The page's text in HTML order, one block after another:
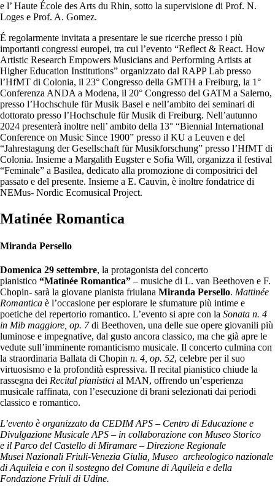
e l’ Haute École des Arts du Rhin, sotto la supervisione di Prof. N.
Loges e Prof. A. Gomez.
É regolarmente invitata a presentare le sue ricerche presso i più
importanti congressi europei, tra cui l’evento “Reflect & React. How
Artistic Research Empowers Musicians and Performing Artists at
Higher Education Institutions” organizzato dal RAPP Lab presso
l’HfMT di Colonia, il 23° Congresso della GMTH a Freiburg, la 1°
Conferenza ANDA a Modena, il 20° Congresso del GATM a Salerno,
presso l’Hochschule für Musik Basel e nell’ambito dei seminari di
dottorato presso l’Hochschule für Musik di Freiburg. Nell’autunno
2024 presenterà inoltre nell’ ambito della 13° “Biennial International
Conference on Music Since 1900” presso il KU a Leuven e del
“Jahrestagung der Gesellschaft für Musikforschung” presso l’HfMT di
Colonia. Insieme a Margalith Eugster e Sofia Will, organizza il festival
“Feminale” a Basilea, dedicato alla promozione di compositrici del
passato e del presente. Insieme a E. Cauvin, è inoltre fondatrice di
NEMus- Nordic Ecomusical Project.
Matinée Romantica
Miranda Persello
Domenica 29 settembre, la protagonista del concerto
pianistico “Matinée Romantica” – musiche di L. van Beethoven e F.
Chopin- sarà la giovane pianista friulana Miranda Persello. Mattinée
Romantica è l’occasione per esplorare le sfumature più intime e
poetiche del repertorio romantico. L’evento si apre con la Sonata n. 4
in Mib maggiore, op. 7di Beethoven, una delle sue opere giovanili più
luminose e impegnative, dal gusto ancora classico, ma che già apre le
vedute sull’imminente romanticismo musicale. Il concerto culmina con
la straordinaria Ballata di Chopin n. 4, op. 52, celebre per il suo
virtuosismo e la profondità espressiva. Il recital pianistico chiude la
rassegna dei Recital pianistici al MAN, offrendo un’esperienza
musicale raffinata, con l’esecuzione di brani selezionati dai periodi
classico e romantico.
L’evento è organizzato da CEDIM APS – Centro di Educazione e
Divulgazione Musicale APS – in collaborazione con Museo Storico
e il Parco del Castello di Miramare – Direzione Regionale
Musei Nazionali Friuli-Venezia Giulia, Museo archeologico nazionale
di Aquileia e con il sostegno del Comune di Aquileia e della
Fondazione Friuli di Udine.